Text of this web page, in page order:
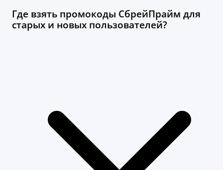
Где взять промокоды СбрейПрайм для
старых и новых пользователей?